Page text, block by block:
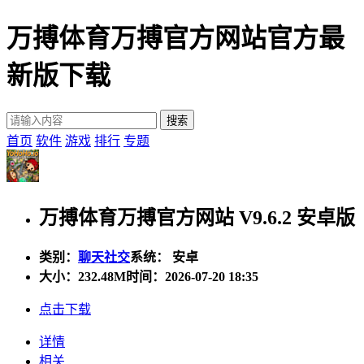
万搏体育万搏官方网站官方最
新版下载
首页 软件 游戏 排行 专题
万搏体育万搏官方网站 V9.6.2 安卓版
类别： 聊天社交系统： 安卓
大小： 232.48M时间：2026-07-20 18:35
点击下载
详情
相关